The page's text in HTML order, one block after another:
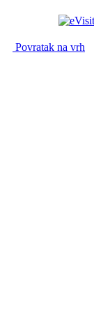
Povratak na vrh